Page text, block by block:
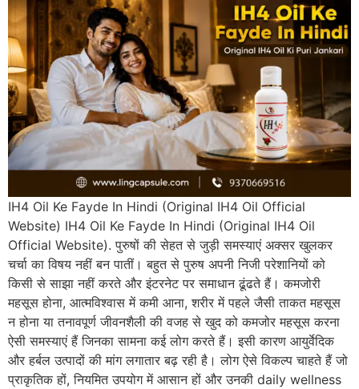
IH4 Oil Ke Fayde In Hindi (Original IH4 Oil Official
Website) IH4 Oil Ke Fayde In Hindi (Original IH4 Oil
Official Website). पुरुषों की सेहत से जुड़ी समस्याएं अक्सर खुलकर
चर्चा का विषय नहीं बन पातीं। बहुत से पुरुष अपनी निजी परेशानियों को
किसी से साझा नहीं करते और इंटरनेट पर समाधान ढूंढते हैं। कमजोरी
महसूस होना, आत्मविश्वास में कमी आना, शरीर में पहले जैसी ताकत महसूस
न होना या तनावपूर्ण जीवनशैली की वजह से खुद को कमजोर महसूस करना
ऐसी समस्याएं हैं जिनका सामना कई लोग करते हैं। इसी कारण आयुर्वेदिक
और हर्बल उत्पादों की मांग लगातार बढ़ रही है। लोग ऐसे विकल्प चाहते हैं जो
प्राकृतिक हों, नियमित उपयोग में आसान हों और उनकी daily wellness